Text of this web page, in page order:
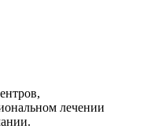
лечении